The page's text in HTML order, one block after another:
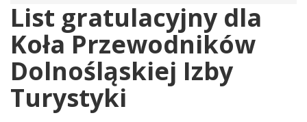
List gratulacyjny dla
Koła Przewodników
Dolnośląskiej Izby
Turystyki